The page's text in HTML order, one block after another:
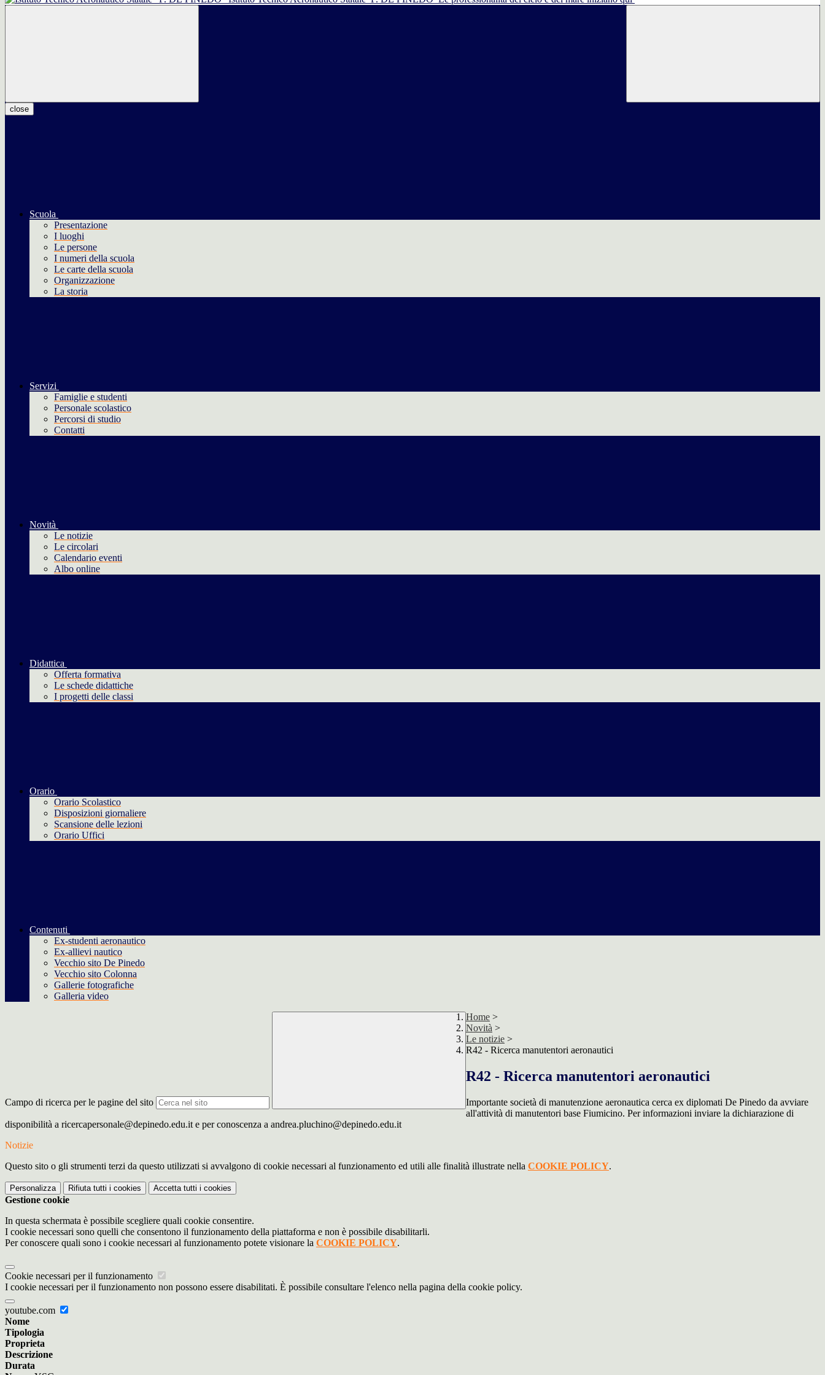
close
Scuola
Presentazione
I luoghi
Le persone
I numeri della scuola
Le carte della scuola
Organizzazione
La storia
Servizi
Famiglie e studenti
Personale scolastico
Percorsi di studio
Contatti
Novità
Le notizie
Le circolari
Calendario eventi
Albo online
Didattica
Offerta formativa
Le schede didattiche
I progetti delle classi
Orario
Orario Scolastico
Disposizioni giornaliere
Scansione delle lezioni
Orario Uffici
Contenuti
Ex-studenti aeronautico
Ex-allievi nautico
Vecchio sito De Pinedo
Vecchio sito Colonna
Gallerie fotografiche
Galleria video
Campo di ricerca per le pagine del sito
Home >
Novità >
Le notizie >
R42 - Ricerca manutentori aeronautici
R42 - Ricerca manutentori aeronautici
Importante società di manutenzione aeronautica cerca ex diplomati De Pinedo da avviare
all'attività di manutentori base Fiumicino. Per informazioni inviare la dichiarazione di
disponibilità a ricercapersonale@depinedo.edu.it e per conoscenza a andrea.pluchino@depinedo.edu.it
Notizie
Questo sito o gli strumenti terzi da questo utilizzati si avvalgono di cookie necessari al funzionamento ed utili alle finalità illustrate nella COOKIE POLICY.
Personalizza Rifiuta tutti i cookies Accetta tutti i cookies
Gestione cookie
In questa schermata è possibile scegliere quali cookie consentire.
I cookie necessari sono quelli che consentono il funzionamento della piattaforma e non è possibile disabilitarli.
Per conoscere quali sono i cookie necessari al funzionamento potete visionare la COOKIE POLICY.
Cookie necessari per il funzionamento
I cookie necessari per il funzionamento non possono essere disabilitati. È possibile consultare l'elenco nella pagina della cookie policy.
youtube.com
Nome
Tipologia
Proprieta
Descrizione
Durata